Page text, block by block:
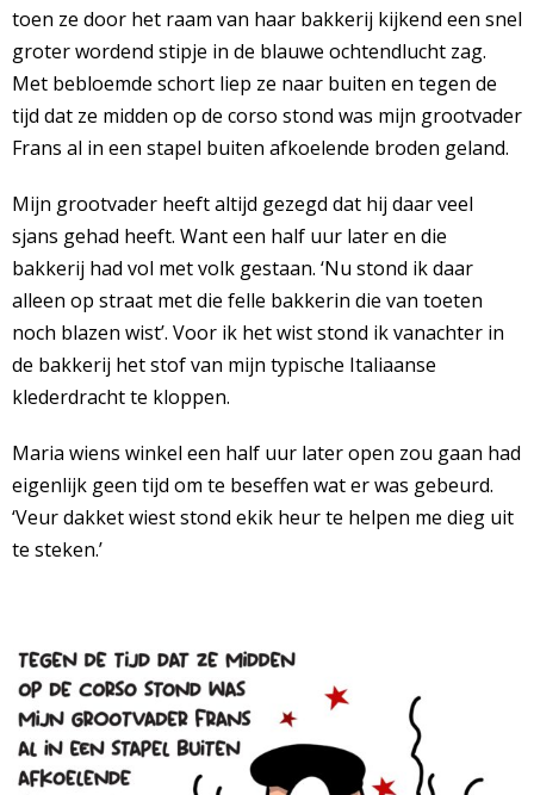
toen ze door het raam van haar bakkerij kijkend een snel
groter wordend stipje in de blauwe ochtendlucht zag.
Met bebloemde schort liep ze naar buiten en tegen de
tijd dat ze midden op de corso stond was mijn grootvader
Frans al in een stapel buiten afkoelende broden geland.
Mijn grootvader heeft altijd gezegd dat hij daar veel
sjans gehad heeft. Want een half uur later en die
bakkerij had vol met volk gestaan. ‘Nu stond ik daar
alleen op straat met die felle bakkerin die van toeten
noch blazen wist’. Voor ik het wist stond ik vanachter in
de bakkerij het stof van mijn typische Italiaanse
klederdracht te kloppen.
Maria wiens winkel een half uur later open zou gaan had
eigenlijk geen tijd om te beseffen wat er was gebeurd.
‘Veur dakket wiest stond ekik heur te helpen me dieg uit
te steken.’